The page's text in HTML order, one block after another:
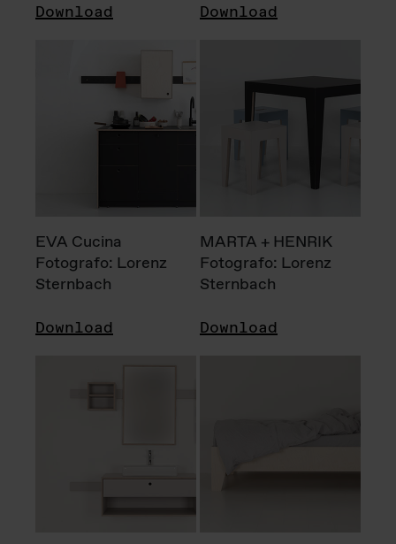
Download Download
EVA Cucina
Fotografo: Lorenz
Sternbach
Download
MARTA + HENRIK
Fotografo: Lorenz
Sternbach
Download